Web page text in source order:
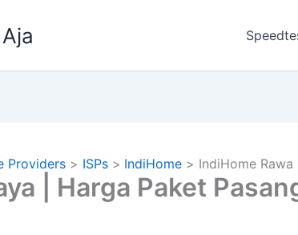
Providers ISPs IndiHome IndiHome
| Harga Paket